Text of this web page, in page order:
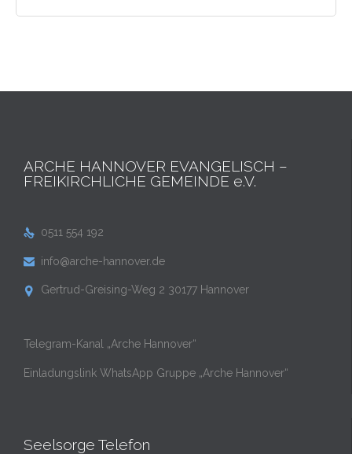
ARCHE HANNOVER EVANGELISCH –
FREIKIRCHLICHE GEMEINDE e.V.
 0511 554 192
 info@arche-hannover.de
 Gertrud-Greising-Weg 2 30177 Hannover
Telegram-Kanal „Arche Hannover“
Einladungslink WhatsApp Gruppe „Arche Hannover“
Seelsorge Telefon